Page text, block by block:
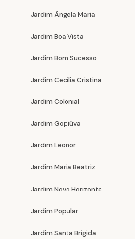
Jardim Ângela Maria
Jardim Boa Vista
Jardim Bom Sucesso
Jardim Cecília Cristina
Jardim Colonial
Jardim Gopiúva
Jardim Leonor
Jardim Maria Beatriz
Jardim Novo Horizonte
Jardim Popular
Jardim Santa Brígida